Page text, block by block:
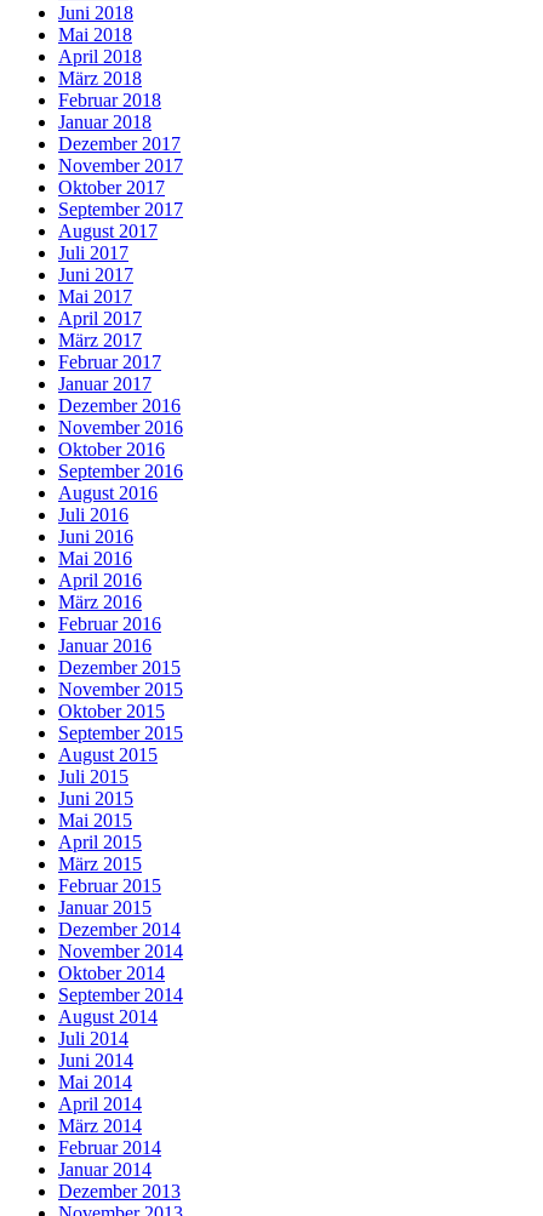
Juni 2018
Mai 2018
April 2018
März 2018
Februar 2018
Januar 2018
Dezember 2017
November 2017
Oktober 2017
September 2017
August 2017
Juli 2017
Juni 2017
Mai 2017
April 2017
März 2017
Februar 2017
Januar 2017
Dezember 2016
November 2016
Oktober 2016
September 2016
August 2016
Juli 2016
Juni 2016
Mai 2016
April 2016
März 2016
Februar 2016
Januar 2016
Dezember 2015
November 2015
Oktober 2015
September 2015
August 2015
Juli 2015
Juni 2015
Mai 2015
April 2015
März 2015
Februar 2015
Januar 2015
Dezember 2014
November 2014
Oktober 2014
September 2014
August 2014
Juli 2014
Juni 2014
Mai 2014
April 2014
März 2014
Februar 2014
Januar 2014
Dezember 2013